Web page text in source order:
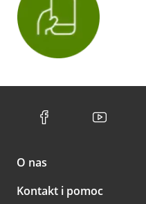
O nas
Kontakt i pomoc